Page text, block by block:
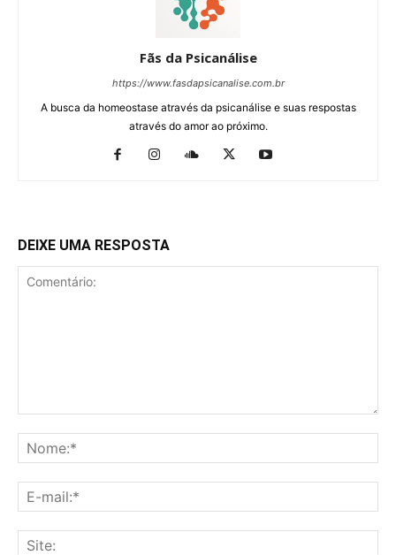
Fãs da Psicanálise
https://www.fasdapsicanalise.com.br
A busca da homeostase através da psicanálise e suas respostas
através do amor ao próximo.
DEIXE UMA RESPOSTA